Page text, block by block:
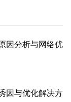
因分析与网络优
因与优化解决方